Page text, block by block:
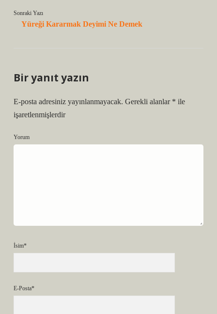
Sonraki Yazı
Yüreği Kararmak Deyimi Ne Demek
Bir yanıt yazın
E-posta adresiniz yayınlanmayacak. Gerekli alanlar * ile
işaretlenmişlerdir
Yorum
İsim*
E-Posta*